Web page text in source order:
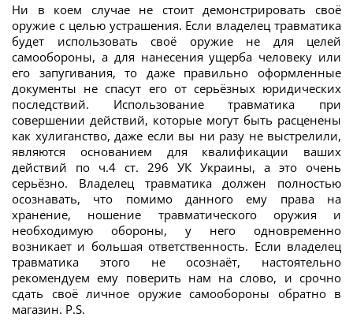
Ни в коем случае не стоит демонстрировать своё
оружие с целью устрашения. Если владелец травматика
будет использовать своё оружие не для целей
самообороны, а для нанесения ущерба человеку или
его запугивания, то даже правильно оформленные
документы не спасут его от серьёзных юридических
последствий. Использование травматика при
совершении действий, которые могут быть расценены
как хулиганство, даже если вы ни разу не выстрелили,
являются основанием для квалификации ваших
действий по ч.4 ст. 296 УК Украины, а это очень
серьёзно. Владелец травматика должен полностью
осознавать, что помимо данного ему права на
хранение, ношение травматического оружия и
необходимую обороны, у него одновременно
возникает и большая ответственность. Если владелец
травматика этого не осознаёт, настоятельно
рекомендуем ему поверить нам на слово, и срочно
сдать своё личное оружие самообороны обратно в
магазин. P.S.